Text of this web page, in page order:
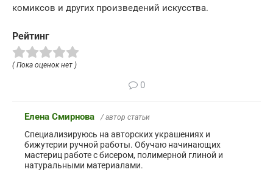
комиксов и других произведений искусства.
Рейтинг
( Пока оценок нет )
0
Елена Смирнова / автор статьи
Специализируюсь на авторских украшениях и
бижутерии ручной работы. Обучаю начинающих
мастериц работе с бисером, полимерной глиной и
натуральными материалами.